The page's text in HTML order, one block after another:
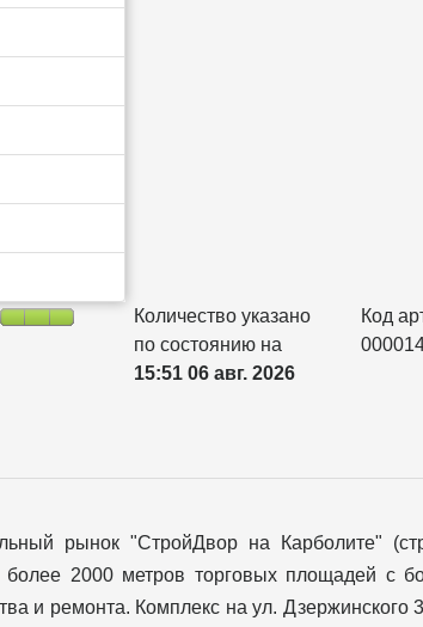
Количество указано
по состоянию на
15:51 06 авг. 2026
Код
рынок "СтройДвор на Карболите"
более 2000 метров торговых площадей с
и ремонта. Комплекс на ул. Дзержинского